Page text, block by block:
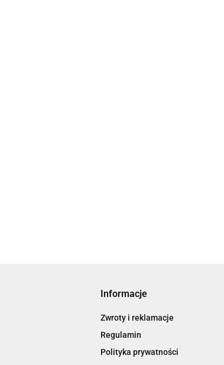
Informacje
Zwroty i reklamacje
Regulamin
Polityka prywatności